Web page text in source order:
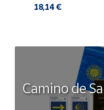
18,14 €
Camino de